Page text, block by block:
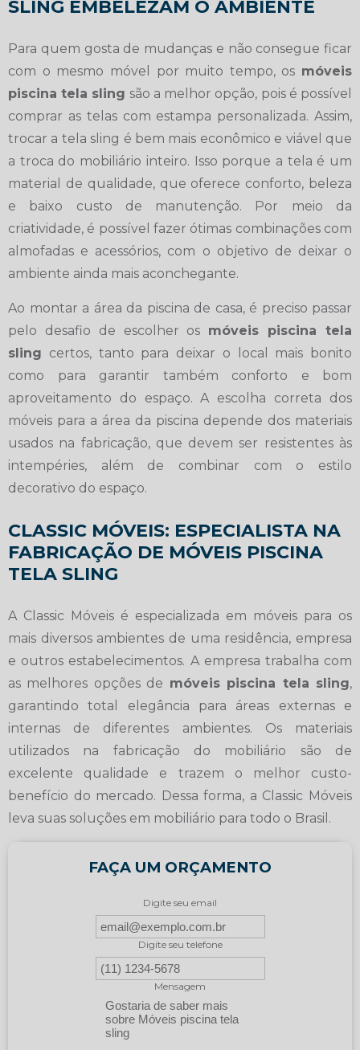
SLING EMBELEZAM O AMBIENTE
Para quem gosta de mudanças e não consegue ficar
com o mesmo móvel por muito tempo, os móveis
piscina tela sling são a melhor opção, pois é possível
comprar as telas com estampa personalizada. Assim,
trocar a tela sling é bem mais econômico e viável que
a troca do mobiliário inteiro. Isso porque a tela é um
material de qualidade, que oferece conforto, beleza
e baixo custo de manutenção. Por meio da
criatividade, é possível fazer ótimas combinações com
almofadas e acessórios, com o objetivo de deixar o
ambiente ainda mais aconchegante.
Ao montar a área da piscina de casa, é preciso passar
pelo desafio de escolher os móveis piscina tela
sling certos, tanto para deixar o local mais bonito
como para garantir também conforto e bom
aproveitamento do espaço. A escolha correta dos
móveis para a área da piscina depende dos materiais
usados na fabricação, que devem ser resistentes às
intempéries, além de combinar com o estilo
decorativo do espaço.
CLASSIC MÓVEIS: ESPECIALISTA NA
FABRICAÇÃO DE MÓVEIS PISCINA
TELA SLING
A Classic Móveis é especializada em móveis para os
mais diversos ambientes de uma residência, empresa
e outros estabelecimentos. A empresa trabalha com
as melhores opções de móveis piscina tela sling,
garantindo total elegância para áreas externas e
internas de diferentes ambientes. Os materiais
utilizados na fabricação do mobiliário são de
excelente qualidade e trazem o melhor custo-
benefício do mercado. Dessa forma, a Classic Móveis
leva suas soluções em mobiliário para todo o Brasil.
FAÇA UM ORÇAMENTO
Digite seu email
Digite seu telefone
Mensagem